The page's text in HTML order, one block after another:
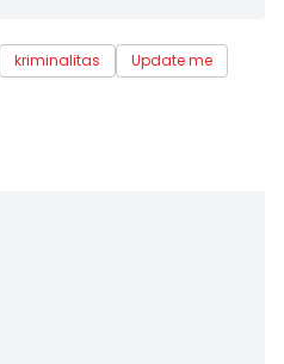
kriminalitas Update me